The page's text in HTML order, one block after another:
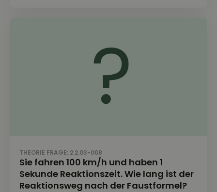
THEORIE FRAGE: 2.2.03-008
Sie fahren 100 km/h und haben 1
Sekunde Reaktionszeit. Wie lang ist der
Reaktionsweg nach der Faustformel?